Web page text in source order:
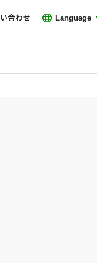
Language
合わせ